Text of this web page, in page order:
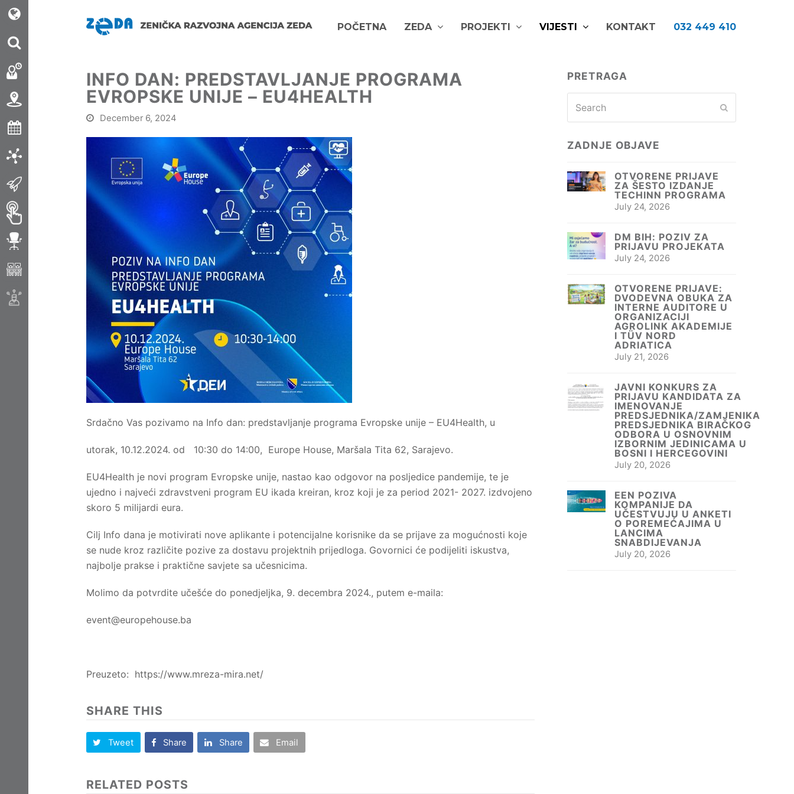
POČETNA ZEDA PROJEKTI VIJESTI KONTAKT 032 449 410
INFO DAN: PREDSTAVLJANJE PROGRAMA
EVROPSKE UNIJE – EU4HEALTH
December 6, 2024
Srdačno Vas pozivamo na Info dan: predstavljanje programa Evropske unije – EU4Health, u
utorak, 10.12.2024. od 10:30 do 14:00, Europe House, Maršala Tita 62, Sarajevo.
EU4Health je novi program Evropske unije, nastao kao odgovor na posljedice pandemije, te je
ujedno i najveći zdravstveni program EU ikada kreiran, kroz koji je za period 2021- 2027. izdvojeno
skoro 5 milijardi eura.
Cilj Info dana je motivirati nove aplikante i potencijalne korisnike da se prijave za mogućnosti koje
se nude kroz različite pozive za dostavu projektnih prijedloga. Govornici će podijeliti iskustva,
najbolje prakse i praktične savjete sa učesnicima.
Molimo da potvrdite učešće do ponedjeljka, 9. decembra 2024., putem e-maila:
event@europehouse.ba
Preuzeto: https://www.mreza-mira.net/
SHARE THIS
Tweet Share Share Email
RELATED POSTS
PRETRAGA
ZADNJE OBJAVE
OTVORENE PRIJAVE
ZA ŠESTO IZDANJE
TECHINN PROGRAMA
July 24, 2026
DM BIH: POZIV ZA
PRIJAVU PROJEKATA
July 24, 2026
OTVORENE PRIJAVE:
DVODEVNA OBUKA ZA
INTERNE AUDITORE U
ORGANIZACIJI
AGROLINK AKADEMIJE
I TÜV NORD
ADRIATICA
July 21, 2026
JAVNI KONKURS ZA
PRIJAVU KANDIDATA ZA
IMENOVANJE
PREDSJEDNIKA/ZAMJENIKA
PREDSJEDNIKA BIRAČKOG
ODBORA U OSNOVNIM
IZBORNIM JEDINICAMA U
BOSNI I HERCEGOVINI
July 20, 2026
EEN POZIVA
KOMPANIJE DA
UČESTVUJU U ANKETI
O POREMEĆAJIMA U
LANCIMA
SNABDIJEVANJA
July 20, 2026